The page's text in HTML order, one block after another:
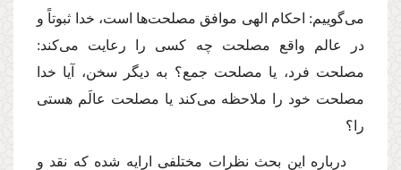
مى‌گوییم: احكام الهى موافق مصلحت‌ها است، خدا ثبوتاً و
در عالم واقع مصلحت چه كسى را رعایت مى‌كند:
مصلحت فرد، یا مصلحت جمع؟ به دیگر سخن، آیا خدا
مصلحت خود را ملاحظه مى‌كند یا مصلحت عالَم هستى
را؟
درباره این بحث نظرات مختلفى ارایه شده كه نقد و